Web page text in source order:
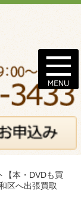
【本・DVDも買
区へ出張買取